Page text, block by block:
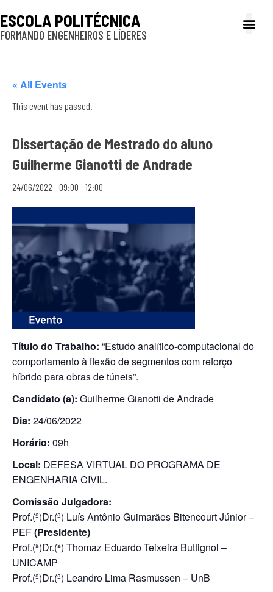
ESCOLA POLITÉCNICA
FORMANDO ENGENHEIROS E LÍDERES
« All Events
This event has passed.
Dissertação de Mestrado do aluno
Guilherme Gianotti de Andrade
24/06/2022 - 09:00 -12:00
Título do Trabalho: “Estudo analítico-computacional do
comportamento à flexão de segmentos com reforço
híbrido para obras de túneis”.
Candidato (a): Guilherme Gianotti de Andrade
Dia: 24/06/2022
Horário: 09h
Local: DEFESA VIRTUAL DO PROGRAMA DE
ENGENHARIA CIVIL.
Comissão Julgadora:
Prof.(ª)Dr.(ª) Luís Antônio Guimarães Bitencourt Júnior –
PEF(Presidente)
Prof.(ª)Dr.(ª) Thomaz Eduardo Teixeira Buttignol –
UNICAMP
Prof.(ª)Dr.(ª) Leandro Lima Rasmussen – UnB